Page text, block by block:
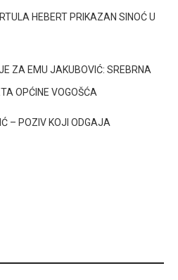
HEBERT PRIKAZAN SINOĆ U
ZA EMU JAKUBOVIĆ: SREBRNA
OPĆINE VOGOŠĆA
– POZIV KOJI ODGAJA